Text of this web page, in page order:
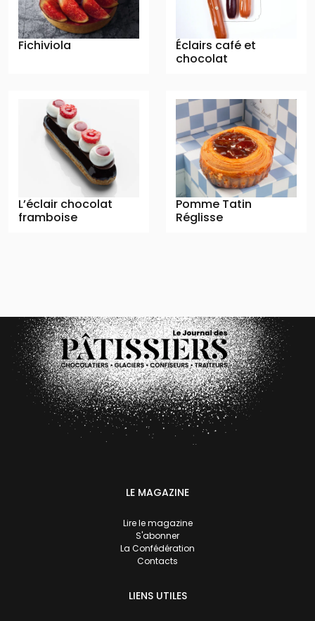
Fichiviola
Éclairs café et
chocolat
L’éclair chocolat
framboise
Pomme Tatin
Réglisse
LE MAGAZINE
Lire le magazine
S'abonner
La Confédération
Contacts
LIENS UTILES